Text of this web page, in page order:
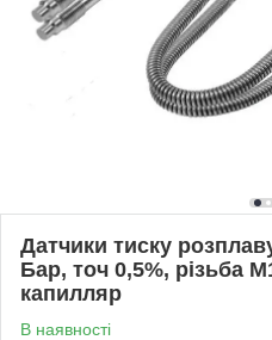
Датчики тиску
Бар, точ 0,5%, різьба
капилляр
В наявності